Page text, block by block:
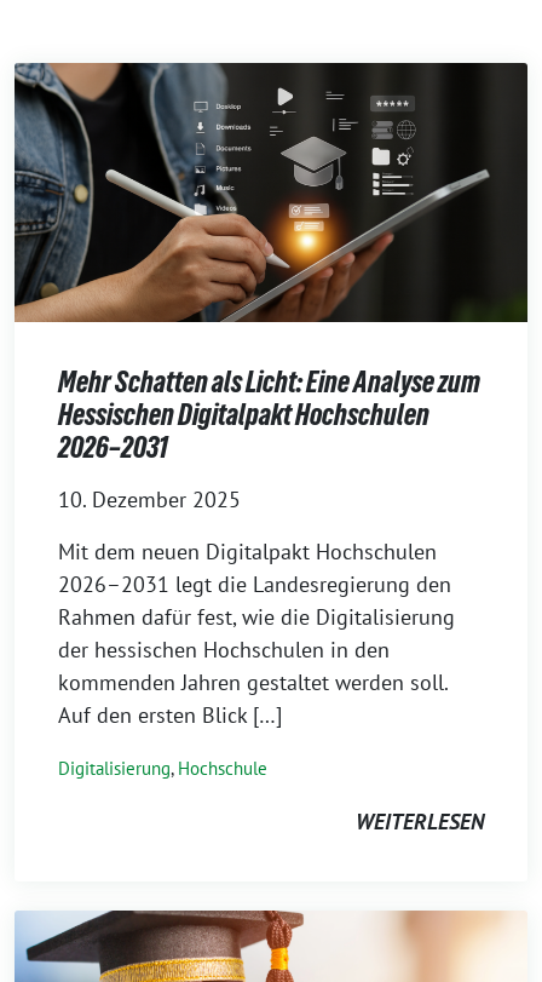
Mehr Schatten als Licht: Eine Analyse zum
Hessischen Digitalpakt Hochschulen
2026–2031
10. Dezember 2025
Mit dem neuen Digitalpakt Hochschulen
2026–2031 legt die Landesregierung den
Rahmen dafür fest, wie die Digitalisierung
der hessischen Hochschulen in den
kommenden Jahren gestaltet werden soll.
Auf den ersten Blick […]
Digitalisierung, Hochschule
WEITERLESEN